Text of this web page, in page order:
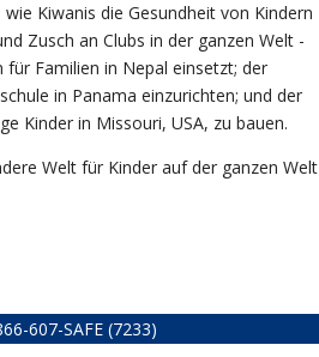
Kiwanis die Gesundheit von Kindern
Zusch an Clubs in der ganzen Welt -
Familien in Nepal einsetzt; der
in Panama einzurichten; und der
Kinder in Missouri, USA, zu bauen.
Welt für Kinder auf der ganzen Welt
607-SAFE (7233)